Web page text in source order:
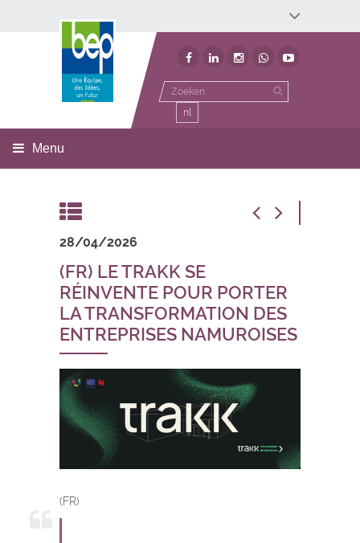
Développement économique
Développement territorial
nl
Menu
28/04/2026
(FR) LE TRAKK SE
RÉINVENTE POUR PORTER
LA TRANSFORMATION DES
ENTREPRISES NAMUROISES
(FR)